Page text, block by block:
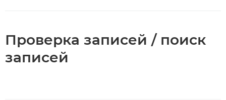
Проверка записей / поиск
записей